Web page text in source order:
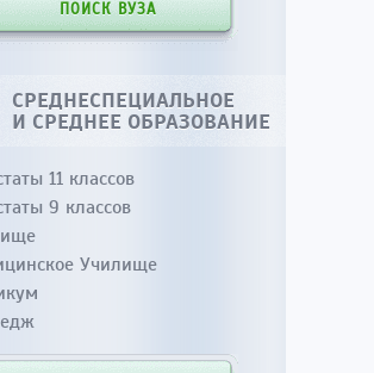
ПОИСК ВУЗА
СРЕДНЕСПЕЦИАЛЬНОЕ
И СРЕДНЕЕ ОБРАЗОВАНИЕ
11 классов
9 классов
Училище